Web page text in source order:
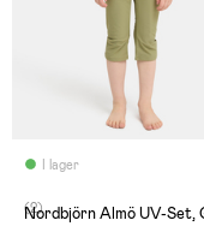
I lager
(2)
Nordbjörn Almö UV-Set,